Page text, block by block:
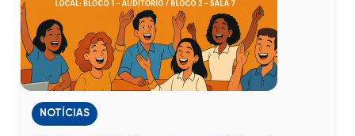
NOTÍCIAS